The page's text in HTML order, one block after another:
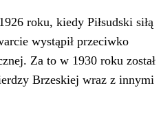
roku, kiedy Piłsudski siłą
wystąpił przeciwko
Za to w 1930 roku został
Brzeskiej wraz z innymi